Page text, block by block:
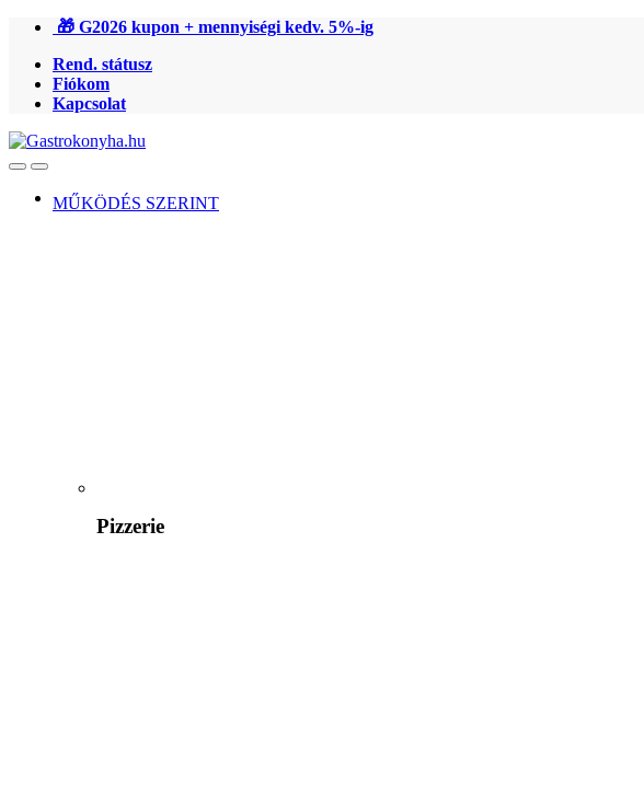
Ugrás
navigációhoz
Ugrás
tartalomra
🎁 G2026 kupon + mennyiségi kedv. 5%-ig
Rend. státusz
Fiókom
Kapcsolat
OpenClose
MŰKÖDÉS SZERINT
Pizzerie